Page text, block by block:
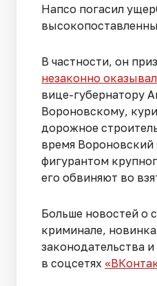
Напсо погасил
В частности, он
незаконно
вице-губернатору
Вороновскому,
дорожное
время Вороновский
фигурантом
его обвиняют во
Больше новостей о
криминале,
законодательства
в соцсетях